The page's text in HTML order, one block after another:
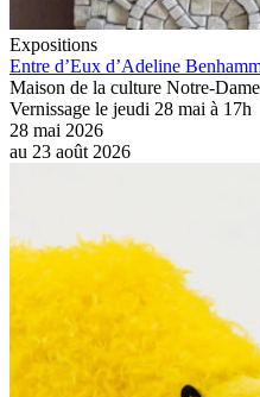
Expositions
Entre d’Eux d’Adeline
Maison de la culture Notre-
Vernissage le jeudi 28 mai à 17h
28 mai 2026
au 23 août 2026